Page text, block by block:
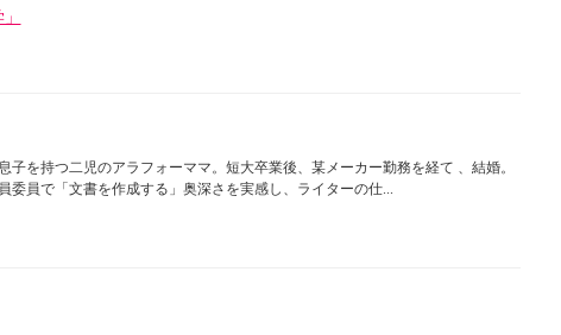
子を持つ二児のアラフォーママ。短大卒業後、某メーカー勤務を経て 、結婚。
委員で「文書を作成する」奥深さを実感し、ライターの仕...